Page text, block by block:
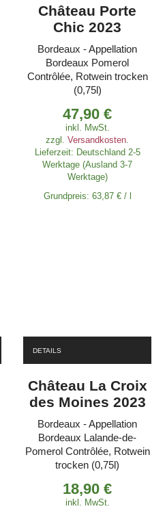
Château Porte
Chic 2023
Bordeaux - Appellation
Bordeaux Pomerol
Contrôlée, Rotwein trocken
(0,75l)
47,90€
inkl. MwSt.
zzgl.Versandkosten.
Lieferzeit: Deutschland 2-5
Werktage (Ausland 3-7
Werktage)
Grundpreis: 63,87 €/
DETAILS
Château La Croix
des Moines 2023
Bordeaux - Appellation
Bordeaux Lalande-de-
Pomerol Contrôlée, Rotwein
trocken (0,75l)
18,90€
inkl. MwSt.